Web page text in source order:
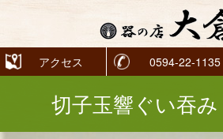
アクセス 0594-22-1135
切子玉響ぐい吞